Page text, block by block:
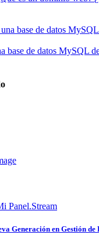
base de datos MySQL
Generación en Gestión